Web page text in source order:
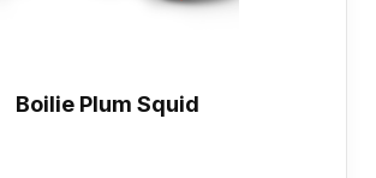
Boilie Plum Squid